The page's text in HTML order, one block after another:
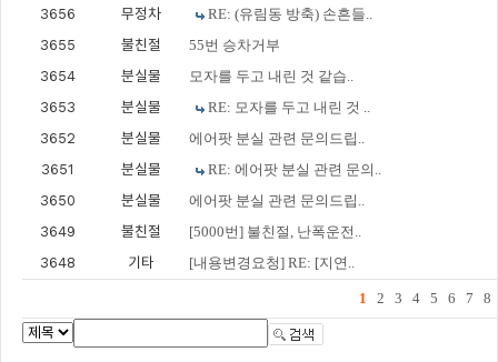
3656
무정차
RE: (유림동 방축) 손흔들..
3655
불친절
55번 승차거부
3654
분실물
모자를 두고 내린 것 같습..
3653
분실물
RE: 모자를 두고 내린 것 ..
3652
분실물
에어팟 분실 관련 문의드립..
3651
분실물
RE: 에어팟 분실 관련 문의..
3650
분실물
에어팟 분실 관련 문의드립..
3649
불친절
[5000번] 불친절, 난폭운전..
3648
기타 [내용변경요청] RE: [지연..
1 2 3 4 5 6 7 8